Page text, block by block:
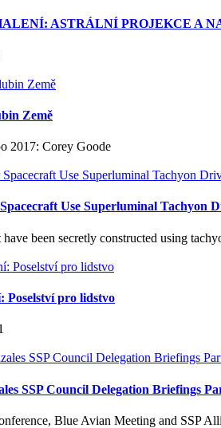
ASTRÁLNÍ PROJEKCE A
Země
2017: Corey Goode
Use Superluminal Tachyon
been secretly constructed using
Poselství pro lidstvo
SSP Council Delegation Briefings
Blue Avian Meeting and SSP